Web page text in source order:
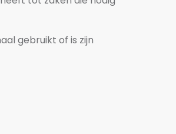
gebruikt of is zijn